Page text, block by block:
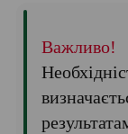
Важливо!